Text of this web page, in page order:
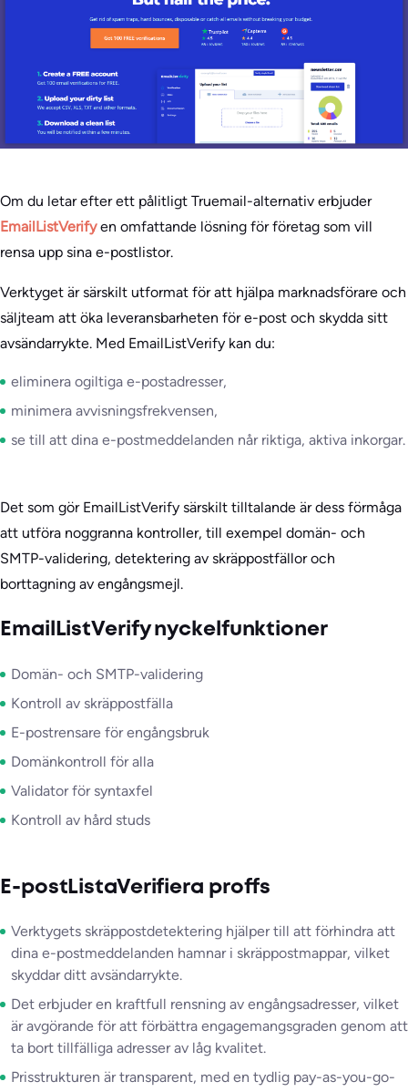
Om du letar efter ett pålitligt Truemail-alternativ erbjuder
EmailListVerifyen omfattande lösning för företag som vill
rensa upp sina e-postlistor.
Verktyget är särskilt utformat för att hjälpa marknadsförare och
säljteam att öka leveransbarheten för e-post och skydda sitt
avsändarrykte. Med EmailListVerify kan du:
eliminera ogiltiga e-postadresser,
minimera avvisningsfrekvensen,
se till att dina e-postmeddelanden når riktiga, aktiva inkorgar.
Det som gör EmailListVerify särskilt tilltalande är dess förmåga
att utföra noggranna kontroller, till exempel domän- och
SMTP-validering, detektering av skräppostfällor och
borttagning av engångsmejl.
EmailListVerify nyckelfunktioner
Domän- och SMTP-validering
Kontroll av skräppostfälla
E-postrensare för engångsbruk
Domänkontroll för alla
Validator för syntaxfel
Kontroll av hård studs
E-postListaVerifiera proffs
Verktygets skräppostdetektering hjälper till att förhindra att
dina e-postmeddelanden hamnar i skräppostmappar, vilket
skyddar ditt avsändarrykte.
Det erbjuder en kraftfull rensning av engångsadresser, vilket
är avgörande för att förbättra engagemangsgraden genom att
ta bort tillfälliga adresser av låg kvalitet.
Prisstrukturen är transparent, med en tydlig pay-as-you-go-